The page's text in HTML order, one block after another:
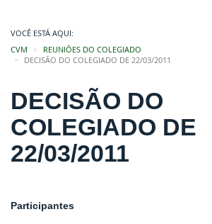
VOCÊ ESTÁ AQUI:
CVM
REUNIÕES DO COLEGIADO
DECISÃO DO COLEGIADO DE 22/03/2011
DECISÃO DO
COLEGIADO DE
22/03/2011
Participantes